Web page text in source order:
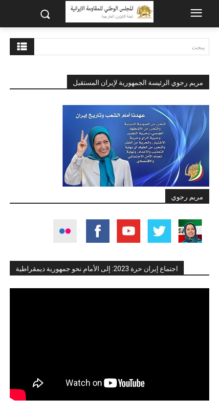
يبحث
مريم رجوي الرئيسة الجمهورية لإيران المستقبل
مريم رجوي
اجتماع إيران حرة 2023: إلى الأمام نحو جمهورية ديمقراطية